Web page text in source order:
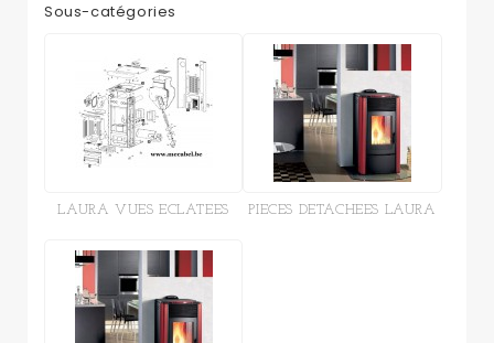
Sous-catégories
LAURA VUES ECLATEES PIECES DETACHEES LAURA